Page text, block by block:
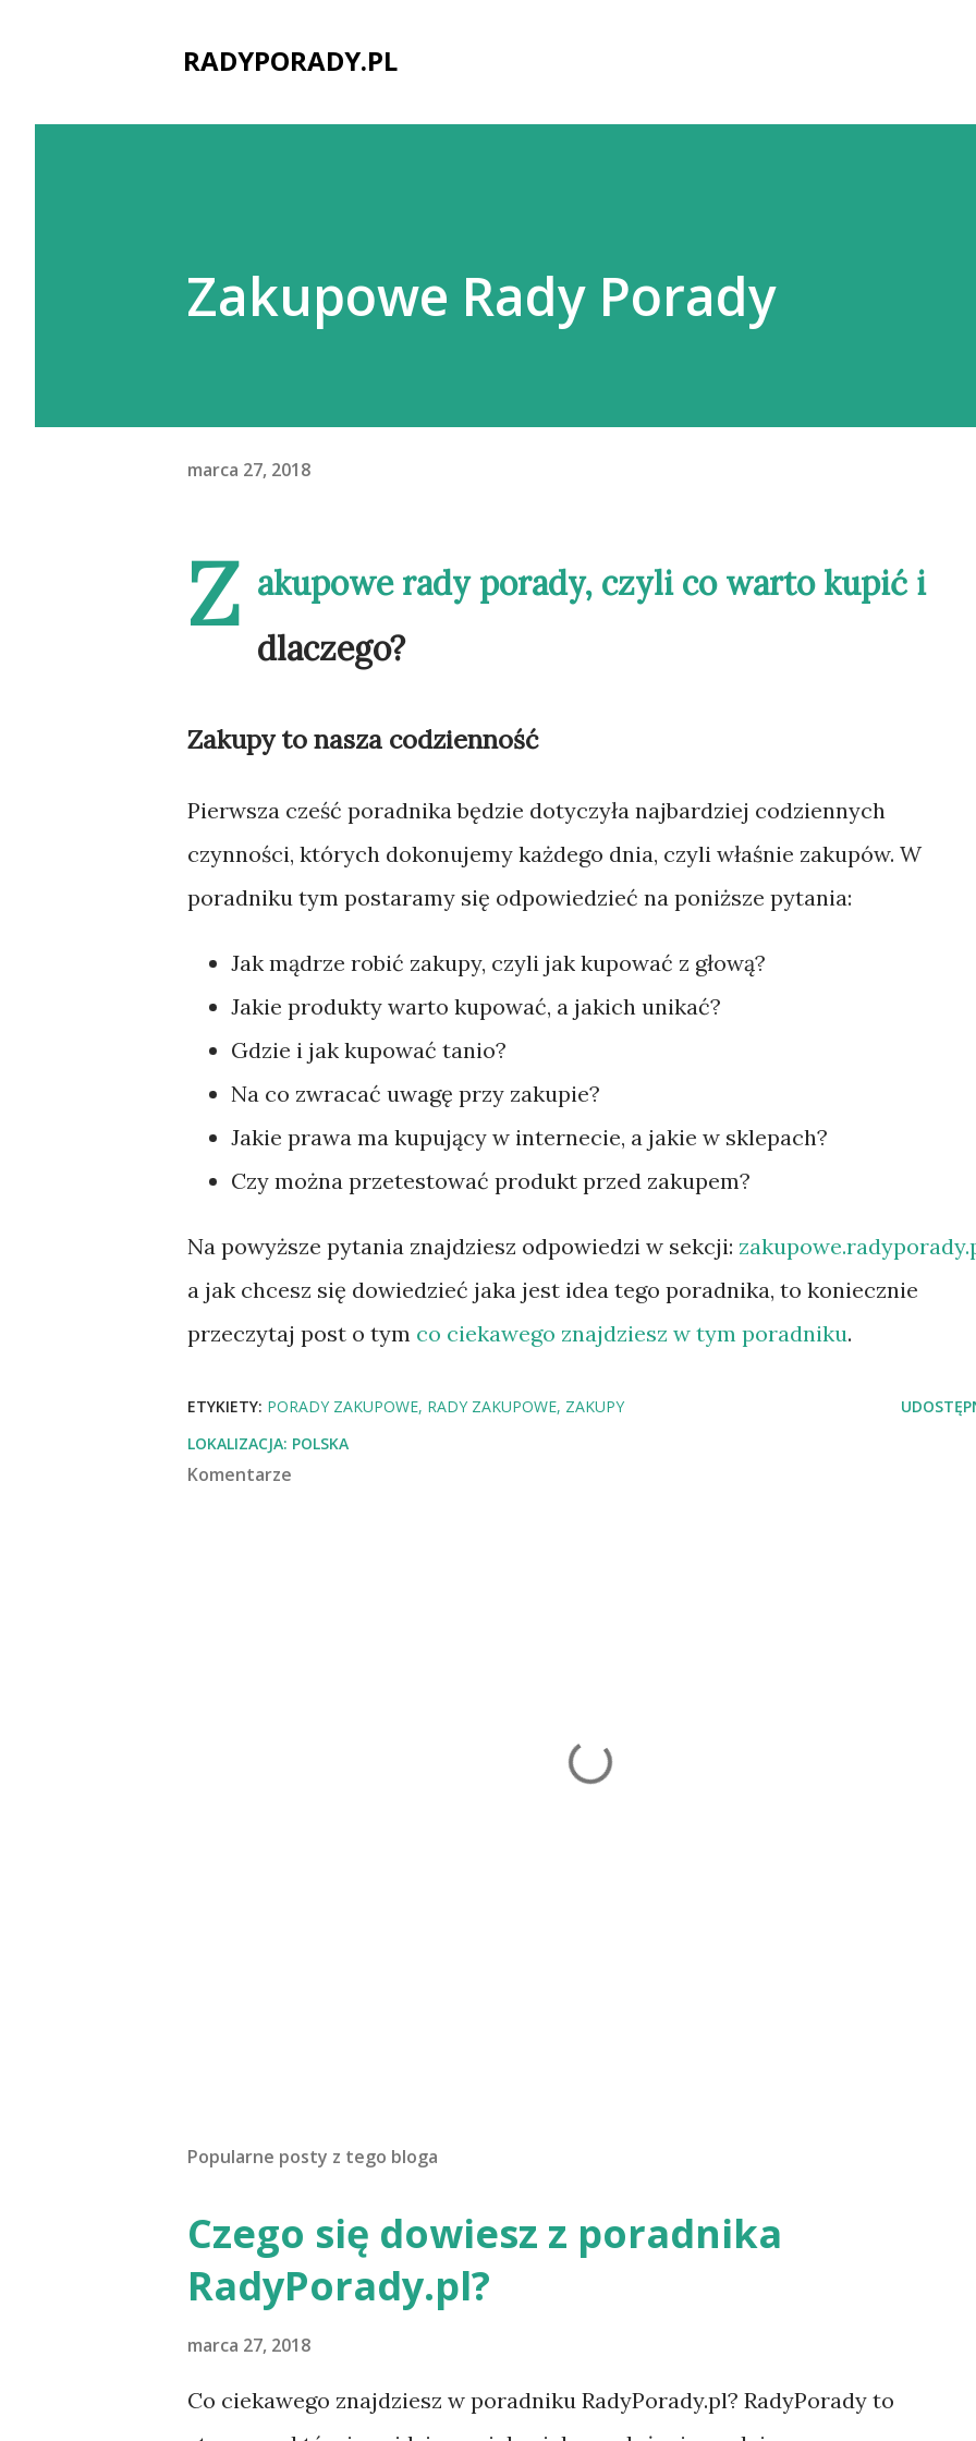
RADYPORADY.PL
Zakupowe Rady Porady
marca 27, 2018
Z akupowe rady porady, czyli co warto kupić i
dlaczego?
Zakupy to nasza codzienność
Pierwsza cześć poradnika będzie dotyczyła najbardziej codziennych
czynności, których dokonujemy każdego dnia, czyli właśnie zakupów. W
poradniku tym postaramy się odpowiedzieć na poniższe pytania:
Jak mądrze robić zakupy, czyli jak kupować z głową?
Jakie produkty warto kupować, a jakich unikać?
Gdzie i jak kupować tanio?
Na co zwracać uwagę przy zakupie?
Jakie prawa ma kupujący w internecie, a jakie w sklepach?
Czy można przetestować produkt przed zakupem?
Na powyższe pytania znajdziesz odpowiedzi w sekcji:
a jak chcesz się dowiedzieć jaka jest idea tego poradnika, to koniecznie
przeczytaj post o tym co ciekawego znajdziesz w tym poradniku.
ETYKIETY: PORADY ZAKUPOWE RADY ZAKUPOWE ZAKUPY
LOKALIZACJA: POLSKA
Komentarze
Popularne posty z tego bloga
Czego się dowiesz z poradnika
RadyPorady.pl?
marca 27, 2018
Co ciekawego znajdziesz w poradniku RadyPorady.pl? RadyPorady to